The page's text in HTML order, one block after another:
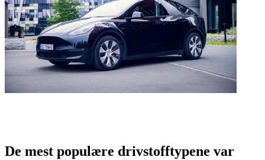
De mest populære drivstofftypene var